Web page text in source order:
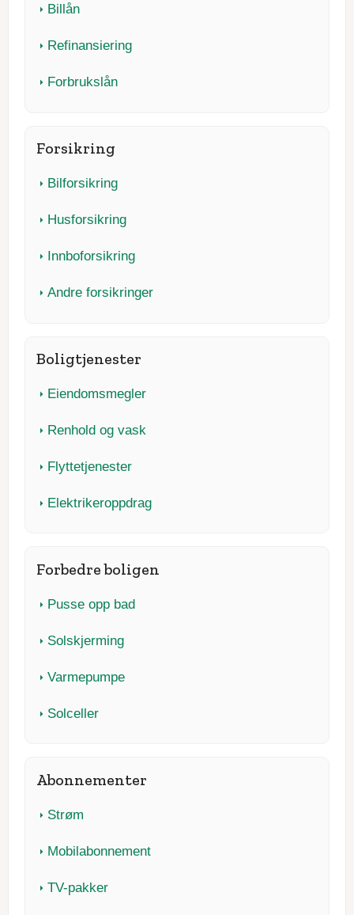
Billån
Refinansiering
Forbrukslån
Forsikring
Bilforsikring
Husforsikring
Innboforsikring
Andre forsikringer
Boligtjenester
Eiendomsmegler
Renhold og vask
Flyttetjenester
Elektrikeroppdrag
Forbedre boligen
Pusse opp bad
Solskjerming
Varmepumpe
Solceller
Abonnementer
Strøm
Mobilabonnement
TV-pakker